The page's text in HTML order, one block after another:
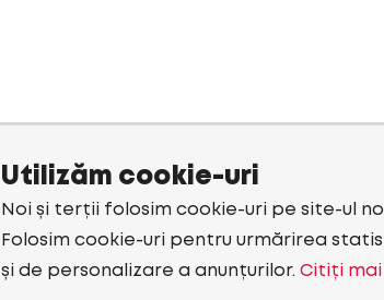
Utilizăm cookie-uri
Noi și terții folosim cookie-uri pe site-ul
Folosim cookie-uri pentru urmărirea
și de personalizare a anunțurilor. Citiți